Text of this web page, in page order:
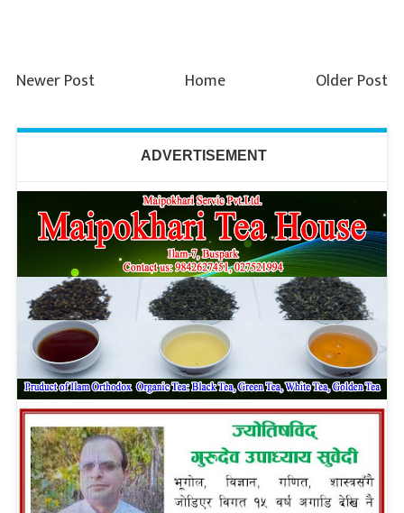
Newer Post Older Post
Home
ADVERTISEMENT